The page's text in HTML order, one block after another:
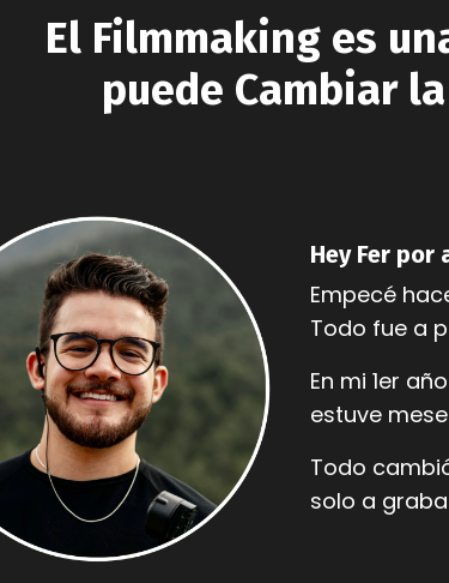
El Filmmaking es
puede Cambiar
Hey Fer por
Empecé
Todo fue a
En mi 1er
estuve
Todo
solo a